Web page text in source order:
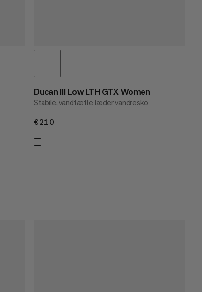
Ducan III Low LTH GTX Women
Stabile, vandtætte læder vandresko
€210